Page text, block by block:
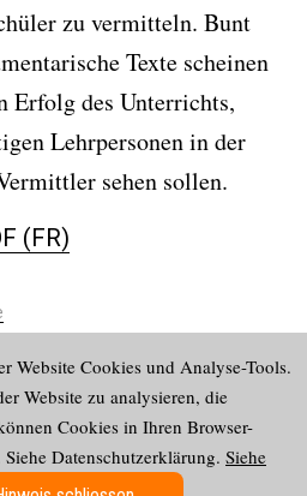
zu vermitteln. Bunt
Texte scheinen
Erfolg des Unterrichts,
Lehrpersonen in der
sehen sollen.
(FR)
2624-
Website Cookies und Analyse-Tools.
Website zu analysieren, die
Cookies in Ihren Browser-
Datenschutzerklärung. Siehe